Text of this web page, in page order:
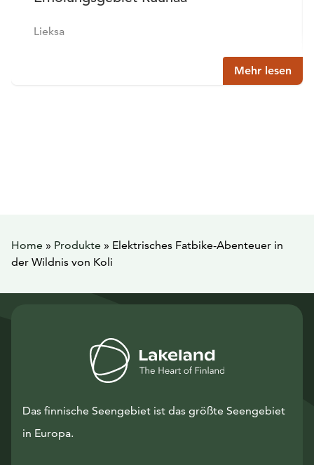
Lieksa
Mehr lesen
Home » Produkte » Elektrisches Fatbike-Abenteuer in
der Wildnis von Koli
Das finnische Seengebiet ist das größte Seengebiet
in Europa.